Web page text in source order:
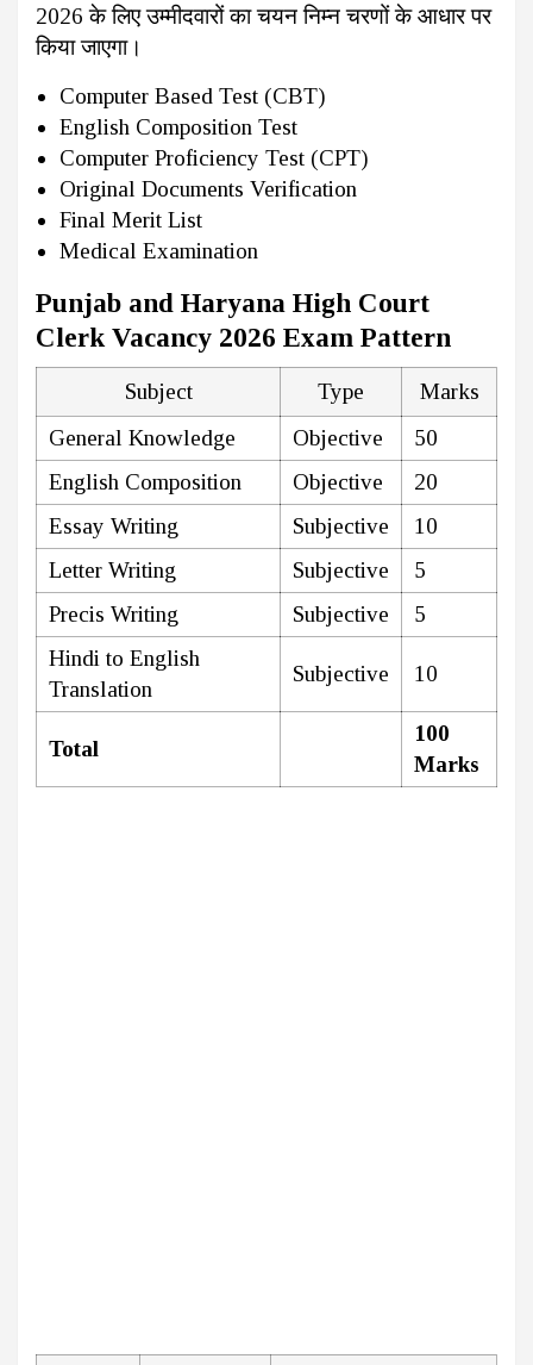
2026 के लिए उम्मीदवारों का चयन निम्न चरणों के आधार पर
किया जाएगा।
Computer Based Test (CBT)
English Composition Test
Computer Proficiency Test (CPT)
Original Documents Verification
Final Merit List
Medical Examination
Punjab and Haryana High Court
Clerk Vacancy 2026 Exam Pattern
Subject Type
Marks
General Knowledge
Objective
50
English Composition
Objective
20
Essay Writing
Subjective
10
Letter Writing
Subjective
5
Precis Writing
Subjective
5
Hindi to English
Translation
Subjective 10
Total
100
Marks